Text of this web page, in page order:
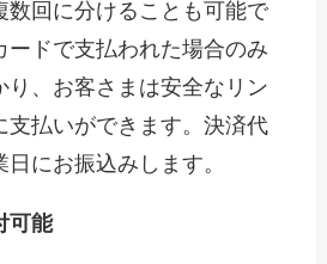
数回に分けることも可能で
ードで支払われた場合のみ
り、お客さまは安全なリン
支払いができます。決済代
にお振込みします。
可能